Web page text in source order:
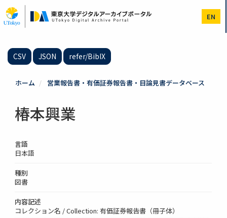
イ
ン
EN
CSV JSON refer/BibIX
ホーム 営業報告書・有価証券報告書・目論見書データベース
椿本興業
言語
日本語
種別
図書
内容記述
コレクション名 / Collection: 有価証券報告書（冊子体）